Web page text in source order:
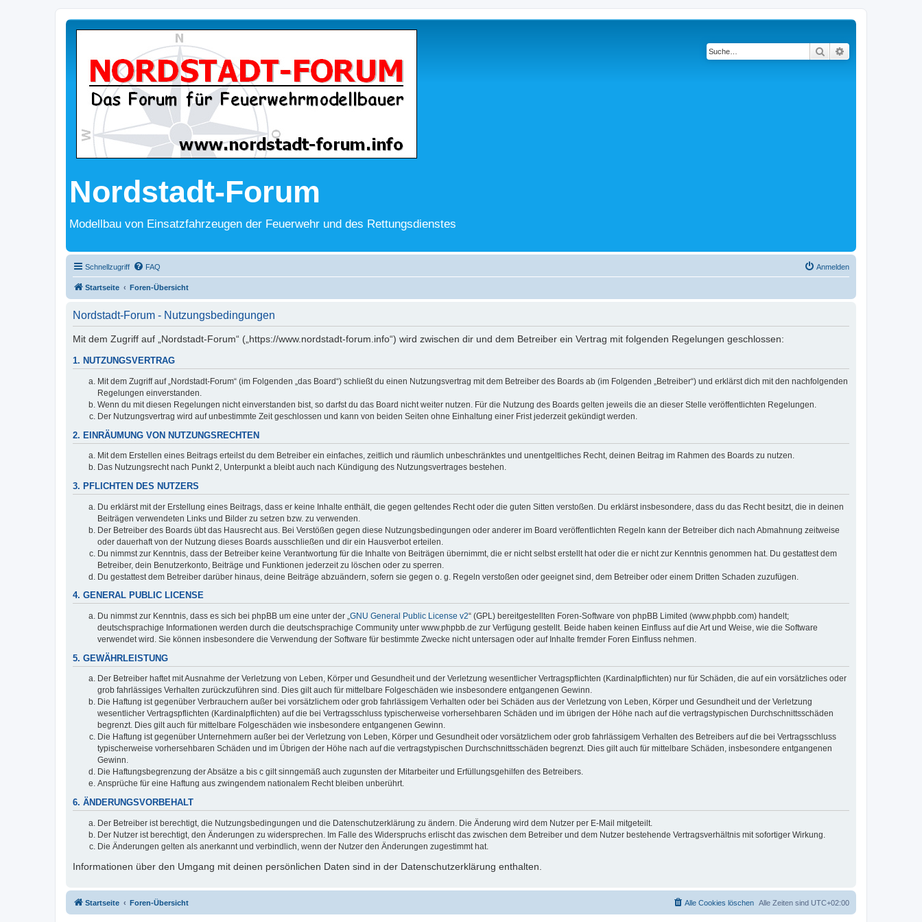
Nordstadt-Forum
Modellbau von Einsatzfahrzeugen der Feuerwehr und des Rettungsdienstes
Suche
Schnellzugriff FAQ Anmelden
Startseite Foren-Übersicht
Nordstadt-Forum - Nutzungsbedingungen
Mit dem Zugriff auf „Nordstadt-Forum“ („https://www.nordstadt-forum.info“) wird zwischen dir und dem Betreiber ein Vertrag mit folgenden Regelungen geschlossen:
1. NUTZUNGSVERTRAG
Mit dem Zugriff auf „Nordstadt-Forum“ (im Folgenden „das Board“) schließt du einen Nutzungsvertrag mit dem Betreiber des Boards ab (im Folgenden „Betreiber“) und erklärst dich mit den nachfolgenden
Regelungen einverstanden.
Wenn du mit diesen Regelungen nicht einverstanden bist, so darfst du das Board nicht weiter nutzen. Für die Nutzung des Boards gelten jeweils die an dieser Stelle veröffentlichten Regelungen.
Der Nutzungsvertrag wird auf unbestimmte Zeit geschlossen und kann von beiden Seiten ohne Einhaltung einer Frist jederzeit gekündigt werden.
2. EINRÄUMUNG VON NUTZUNGSRECHTEN
Mit dem Erstellen eines Beitrags erteilst du dem Betreiber ein einfaches, zeitlich und räumlich unbeschränktes und unentgeltliches Recht, deinen Beitrag im Rahmen des Boards zu nutzen.
Das Nutzungsrecht nach Punkt 2, Unterpunkt a bleibt auch nach Kündigung des Nutzungsvertrages bestehen.
3. PFLICHTEN DES NUTZERS
Du erklärst mit der Erstellung eines Beitrags, dass er keine Inhalte enthält, die gegen geltendes Recht oder die guten Sitten verstoßen. Du erklärst insbesondere, dass du das Recht besitzt, die in deinen
Beiträgen verwendeten Links und Bilder zu setzen bzw. zu verwenden.
Der Betreiber des Boards übt das Hausrecht aus. Bei Verstößen gegen diese Nutzungsbedingungen oder anderer im Board veröffentlichten Regeln kann der Betreiber dich nach Abmahnung zeitweise
oder dauerhaft von der Nutzung dieses Boards ausschließen und dir ein Hausverbot erteilen.
Du nimmst zur Kenntnis, dass der Betreiber keine Verantwortung für die Inhalte von Beiträgen übernimmt, die er nicht selbst erstellt hat oder die er nicht zur Kenntnis genommen hat. Du gestattest dem
Betreiber, dein Benutzerkonto, Beiträge und Funktionen jederzeit zu löschen oder zu sperren.
Du gestattest dem Betreiber darüber hinaus, deine Beiträge abzuändern, sofern sie gegen o. g. Regeln verstoßen oder geeignet sind, dem Betreiber oder einem Dritten Schaden zuzufügen.
4. GENERAL PUBLIC LICENSE
Du nimmst zur Kenntnis, dass es sich bei phpBB um eine unter der „GNU General Public License v2“ (GPL) bereitgestellten Foren-Software von phpBB Limited (www.phpbb.com) handelt;
deutschsprachige Informationen werden durch die deutschsprachige Community unter www.phpbb.de zur Verfügung gestellt. Beide haben keinen Einfluss auf die Art und Weise, wie die Software
verwendet wird. Sie können insbesondere die Verwendung der Software für bestimmte Zwecke nicht untersagen oder auf Inhalte fremder Foren Einfluss nehmen.
5. GEWÄHRLEISTUNG
Der Betreiber haftet mit Ausnahme der Verletzung von Leben, Körper und Gesundheit und der Verletzung wesentlicher Vertragspflichten (Kardinalpflichten) nur für Schäden, die auf ein vorsätzliches oder
grob fahrlässiges Verhalten zurückzuführen sind. Dies gilt auch für mittelbare Folgeschäden wie insbesondere entgangenen Gewinn.
Die Haftung ist gegenüber Verbrauchern außer bei vorsätzlichem oder grob fahrlässigem Verhalten oder bei Schäden aus der Verletzung von Leben, Körper und Gesundheit und der Verletzung
wesentlicher Vertragspflichten (Kardinalpflichten) auf die bei Vertragsschluss typischerweise vorhersehbaren Schäden und im übrigen der Höhe nach auf die vertragstypischen Durchschnittsschäden
begrenzt. Dies gilt auch für mittelbare Folgeschäden wie insbesondere entgangenen Gewinn.
Die Haftung ist gegenüber Unternehmern außer bei der Verletzung von Leben, Körper und Gesundheit oder vorsätzlichem oder grob fahrlässigem Verhalten des Betreibers auf die bei Vertragsschluss
typischerweise vorhersehbaren Schäden und im Übrigen der Höhe nach auf die vertragstypischen Durchschnittsschäden begrenzt. Dies gilt auch für mittelbare Schäden, insbesondere entgangenen
Gewinn.
Die Haftungsbegrenzung der Absätze a bis c gilt sinngemäß auch zugunsten der Mitarbeiter und Erfüllungsgehilfen des Betreibers.
Ansprüche für eine Haftung aus zwingendem nationalem Recht bleiben unberührt.
6. ÄNDERUNGSVORBEHALT
Der Betreiber ist berechtigt, die Nutzungsbedingungen und die Datenschutzerklärung zu ändern. Die Änderung wird dem Nutzer per E-Mail mitgeteilt.
Der Nutzer ist berechtigt, den Änderungen zu widersprechen. Im Falle des Widerspruchs erlischt das zwischen dem Betreiber und dem Nutzer bestehende Vertragsverhältnis mit sofortiger Wirkung.
Die Änderungen gelten als anerkannt und verbindlich, wenn der Nutzer den Änderungen zugestimmt hat.
Informationen über den Umgang mit deinen persönlichen Daten sind in der Datenschutzerklärung enthalten.
Startseite Foren-Übersicht Alle Zeiten sind UTC+02:00
Alle Cookies löschen